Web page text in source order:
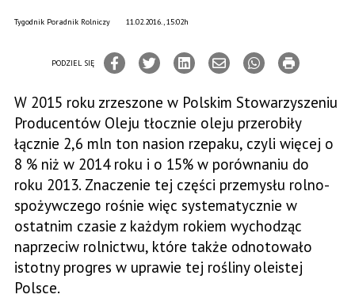
11.02.2016., 15:02h
Tygodnik Poradnik Rolniczy
PODZIEL SIĘ
W 2015 roku zrzeszone w Polskim Stowarzyszeniu
Producentów Oleju tłocznie oleju przerobiły
łącznie 2,6 mln ton nasion rzepaku, czyli więcej o
8 % niż w 2014 roku i o 15% w porównaniu do
roku 2013. Znaczenie tej części przemysłu rolno-
spożywczego rośnie więc systematycznie w
ostatnim czasie z każdym rokiem wychodząc
naprzeciw rolnictwu, które także odnotowało
istotny progres w uprawie tej rośliny oleistej
Polsce.